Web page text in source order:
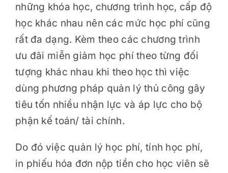
những khóa học, chương trình học, cấp độ
học khác nhau nên các mức học phí cũng
rất đa dạng. Kèm theo các chương trình
ưu đãi miễn giảm học phí theo từng đối
tượng khác nhau khi theo học thì việc
dùng phương pháp quản lý thủ công gây
tiêu tốn nhiều nhận lực và áp lực cho bộ
phận kế toán/ tài chính.
Do đó việc quản lý học phí, tính học phí,
in phiếu hóa đơn nộp tiền cho học viên sẽ